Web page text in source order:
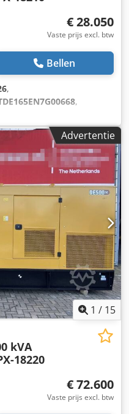
€ 28.050
Vaste prijs excl. btw
Bellen
,
,
1.926 kg
laadruimte: 334 x
325 l
voor meer informatie. =
Aowrwk Decrokr -
dak - Tankwagen
Advertentie
1 / 15
kVA
18220
€ 72.600
Vaste prijs excl. btw